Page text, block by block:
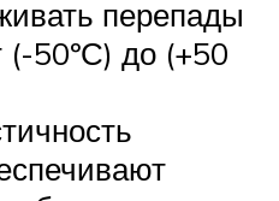
перепады
(-50ºС) до (+50